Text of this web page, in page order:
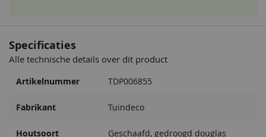
Specificaties
Alle technische details over dit product
Artikelnummer TDP006855
Fabrikant Tuindeco
Houtsoort Geschaafd, gedroogd douglas